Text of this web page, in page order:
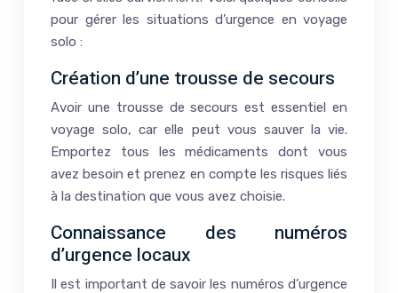
pour gérer les situations d’urgence en voyage
solo :
Création d’une trousse de secours
Avoir une trousse de secours est essentiel en
voyage solo, car elle peut vous sauver la vie.
Emportez tous les médicaments dont vous
avez besoin et prenez en compte les risques liés
à la destination que vous avez choisie.
Connaissance des numéros
d’urgence locaux
Il est important de savoir les numéros d’urgence